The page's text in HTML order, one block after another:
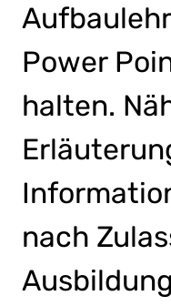
Power
halten.
nach